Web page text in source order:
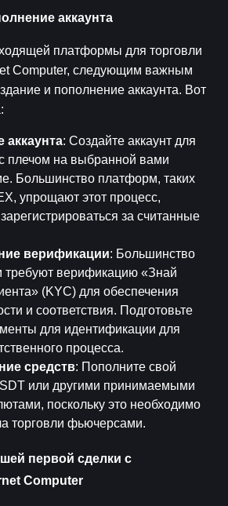
аккаунта
платформы для торговли
Computer, следующим важным
и пополнение аккаунта. Вот
аккаунта: Создайте аккаунт для
плечом на выбранной вами
Большинство платформ, таких
упрощают этот процесс,
за считанные
верификации: Большинство
требуют верификацию «Знай
(KYC) для обеспечения
и соответствия. Подготовьте
для идентификации для
процесса.
средств: Пополните свой
или другими принимаемыми
поскольку это необходимо
торговли фьючерсами.
первой сделки с
Computer